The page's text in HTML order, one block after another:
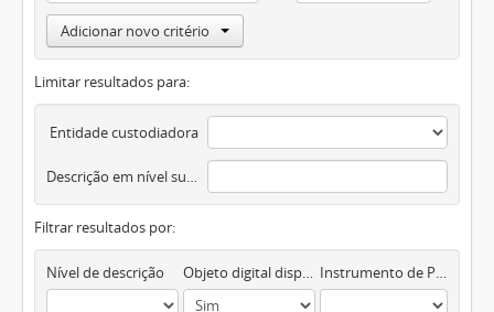
Adicionar novo critério
Limitar resultados para:
Entidade custodiadora
Descrição em nível superior
Filtrar resultados por:
Nível de descrição Objeto digital disponível Instrumento de Pesquisa